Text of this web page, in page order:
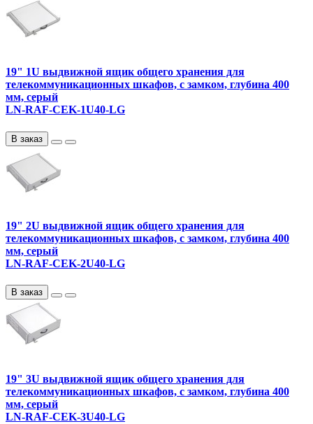
19" 1U выдвижной ящик общего хранения для
телекоммуникационных шкафов, с замком, глубина 400
мм, серый
LN-RAF-CEK-1U40-LG
В заказ
19" 2U выдвижной ящик общего хранения для
телекоммуникационных шкафов, с замком, глубина 400
мм, серый
LN-RAF-CEK-2U40-LG
В заказ
19" 3U выдвижной ящик общего хранения для
телекоммуникационных шкафов, с замком, глубина 400
мм, серый
LN-RAF-CEK-3U40-LG